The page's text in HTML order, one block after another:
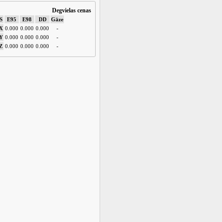
Degvielas cenas
E95 E98 DD
Gāze
0.000 0.000 0.000
-
0.000 0.000 0.000
-
0.000 0.000 0.000 -